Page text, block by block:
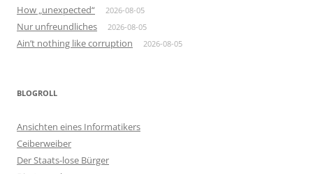
How „unexpected“ 2026-08-05
Nur unfreundliches 2026-08-05
Ain’t nothing like corruption 2026-08-05
BLOGROLL
Ansichten eines Informatikers
Ceiberweiber
Der Staats-lose Bürger